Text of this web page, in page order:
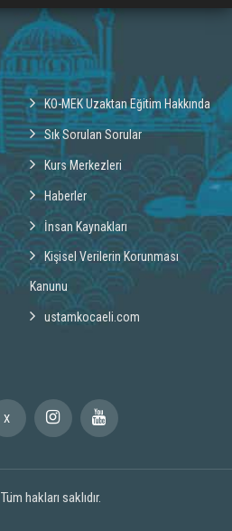
KO-MEK Uzaktan Eğitim Hakkında
Sık Sorulan Sorular
Kurs Merkezleri
Haberler
İnsan Kaynakları
Kişisel Verilerin Korunması
Kanunu
ustamkocaeli.com
X
Tüm hakları saklıdır.